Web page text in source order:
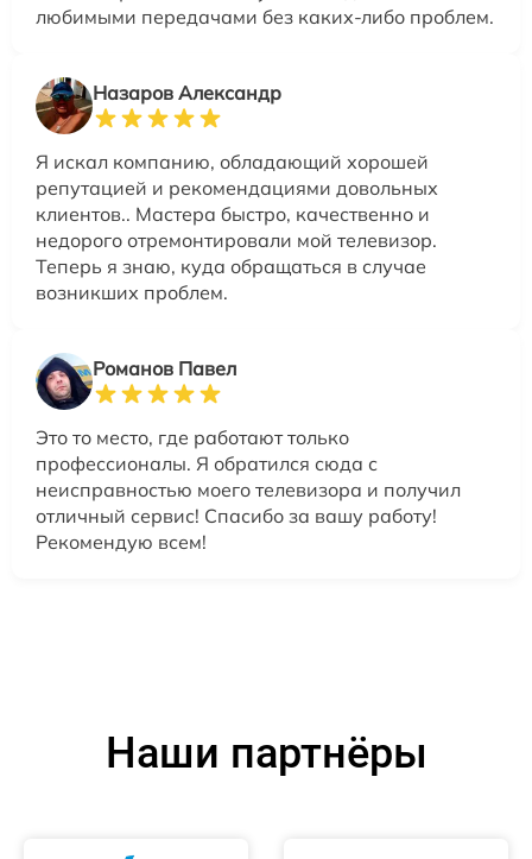
любимыми передачами без каких-либо проблем.
Назаров Александр
Я искал компанию, обладающий хорошей
репутацией и рекомендациями довольных
клиентов.. Мастера быстро, качественно и
недорого отремонтировали мой телевизор.
Теперь я знаю, куда обращаться в случае
возникших проблем.
Романов Павел
Это то место, где работают только
профессионалы. Я обратился сюда с
неисправностью моего телевизора и получил
отличный сервис! Спасибо за вашу работу!
Рекомендую всем!
Наши партнёры